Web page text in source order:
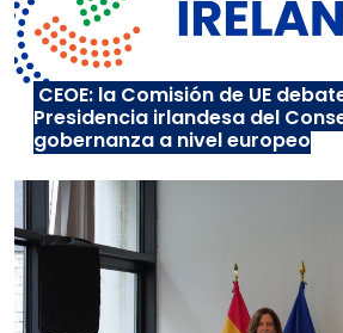
CEOE: la Comisión de UE
Presidencia irlandesa del
gobernanza a nivel europeo